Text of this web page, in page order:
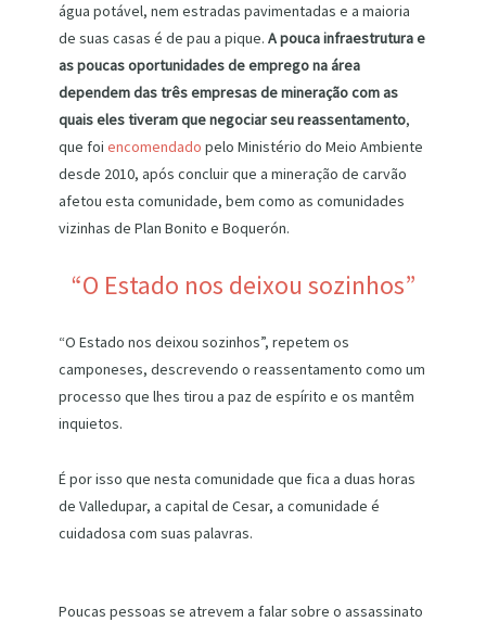
água potável, nem estradas pavimentadas e a maioria
de suas casas é de pau a pique. A pouca infraestrutura e
as poucas oportunidades de emprego na área
dependem das três empresas de mineração com as
quais eles tiveram que negociar seu reassentamento,
que foi encomendado pelo Ministério do Meio Ambiente
desde 2010, após concluir que a mineração de carvão
afetou esta comunidade, bem como as comunidades
vizinhas de Plan Bonito e Boquerón.
“O Estado nos deixou sozinhos”
“O Estado nos deixou sozinhos”, repetem os
camponeses, descrevendo o reassentamento como um
processo que lhes tirou a paz de espírito e os mantêm
inquietos.
É por isso que nesta comunidade que fica a duas horas
de Valledupar, a capital de Cesar, a comunidade é
cuidadosa com suas palavras.
Poucas pessoas se atrevem a falar sobre o assassinato